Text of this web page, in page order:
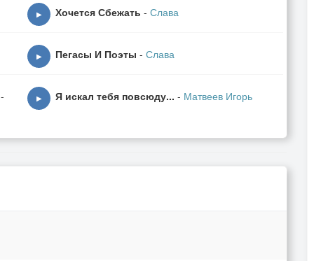
▶ Хочется Сбежать - Слава
▶ Пегасы И Поэты - Слава
▶ Я искал тебя повсюду... - Матвеев Игорь